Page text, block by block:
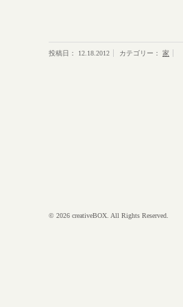
投稿日： 12.18.2012 カテゴリー： 家
© 2026 creativeBOX. All Rights Reserved.